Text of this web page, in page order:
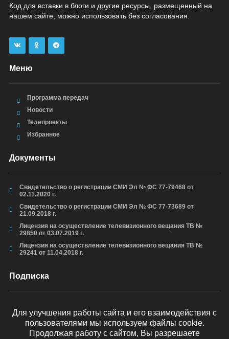
Код для вставки в блоги и другие ресурсы, размещенный на
нашем сайте, можно использовать без согласования.
Меню
Программа передач
Новости
Телепроекты
Избранное
Документы
Свидетельство о регистрации СМИ Эл № ФС 77-79468 от
02.11.2020 г.
Свидетельство о регистрации СМИ Эл № ФС 77-73689 от
21.09.2018 г.
Лицензия на осуществление телевизионного вещания ТВ №
29850 от 03.07.2019 г.
Лицензия на осуществление телевизионного вещания ТВ №
29241 от 11.04.2018 г.
Подписка
ОТПРАВИТЬ
Для улучшения работы сайта и его взаимодействия с
пользователями мы используем файлы cookie.
Продолжая работу с сайтом, Вы разрешаете